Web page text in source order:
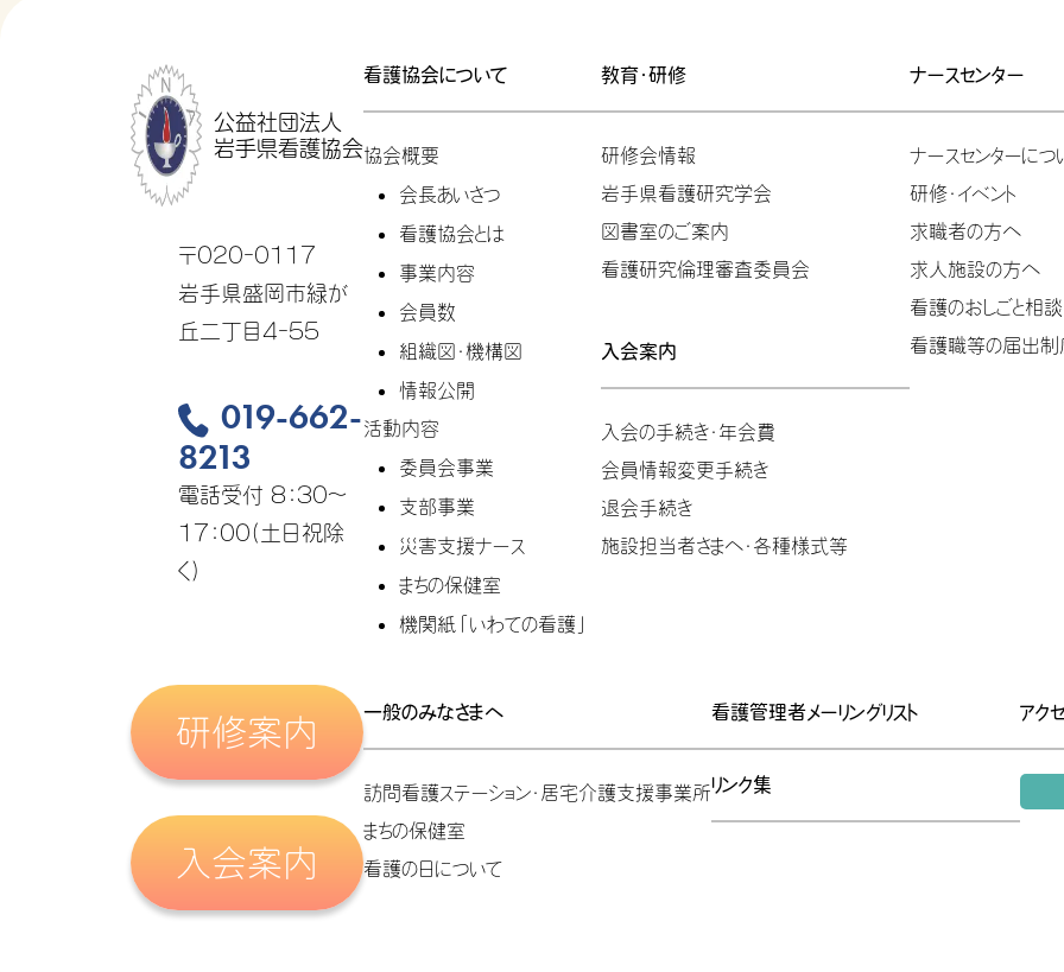
公益社団法人
岩手県看護協会
〒020-0117
岩手県盛岡市緑が
丘二丁目4-55
019-662-
8213
電話受付 8：30～
17：00(土日祝除
く)
研修案内
入会案内
看護協会について
協会概要
会長あいさつ
看護協会とは
事業内容
会員数
組織図・機構図
情報公開
活動内容
委員会事業
支部事業
災害支援ナース
まちの保健室
機関紙「いわての看護」
教育・研修
研修会情報
岩手県看護研究学会
図書室のご案内
看護研究倫理審査委員会
入会案内
入会の手続き・年会費
会員情報変更手続き
退会手続き
施設担当者さまへ・各種様式等
ナースセンター
ナースセンターにつ
研修・イベント
求職者の方へ
求人施設の方へ
看護のおしごと相談
看護職等の届出制
一般のみなさまへ
訪問看護ステーション・居宅介護支援事業所
まちの保健室
看護の日について
看護管理者メーリングリスト
リンク集
アク